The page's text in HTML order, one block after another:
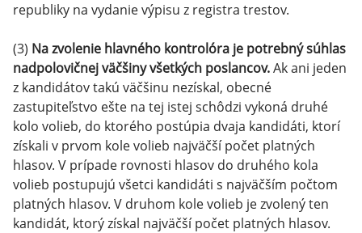
republiky na vydanie výpisu z registra trestov.
(3) Na zvolenie hlavného kontrolóra je potrebný súhlas
nadpolovičnej väčšiny všetkých poslancov.Ak ani jeden
z kandidátov takú väčšinu nezískal, obecné
zastupiteľstvo ešte na tej istej schôdzi vykoná druhé
kolo volieb, do ktorého postúpia dvaja kandidáti, ktorí
získali v prvom kole volieb najväčší počet platných
hlasov. V prípade rovnosti hlasov do druhého kola
volieb postupujú všetci kandidáti s najväčším počtom
platných hlasov. V druhom kole volieb je zvolený ten
kandidát, ktorý získal najväčší počet platných hlasov.